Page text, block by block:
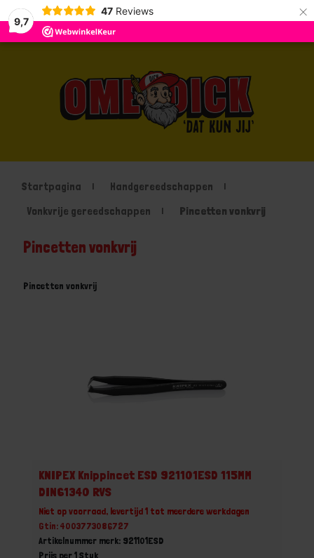
9,7
47 Reviews ×
Startpagina
Handgereedschappen
Vonkvrije gereedschappen
Pincetten vonkvrij
Pincetten vonkvrij
Pincetten vonkvrij
KNIPEX Knippincet ESD 921101ESD 115MM
DIN61340 RVS
Niet op voorraad, levertijd 1 tot meerdere werkdagen
Gtin: 4003773086727
Artikelnummer merk: 921101ESD
Prijs per 1 Stuk